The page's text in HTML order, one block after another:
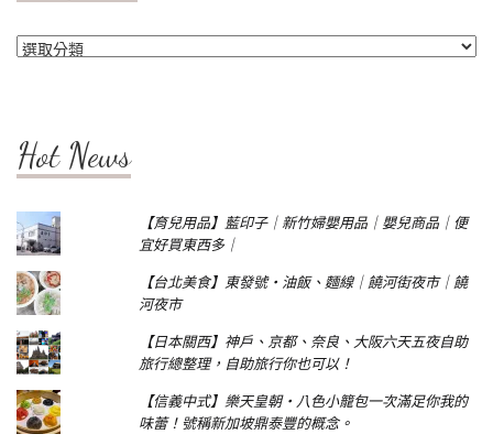
Categories
Hot News
【育兒用品】藍印子｜新竹婦嬰用品｜嬰兒商品｜便
宜好買東西多｜
【台北美食】東發號‧油飯、麵線｜饒河街夜市｜饒
河夜市
【日本關西】神戶、京都、奈良、大阪六天五夜自助
旅行總整理，自助旅行你也可以！
【信義中式】樂天皇朝‧八色小籠包一次滿足你我的
味蕾！號稱新加坡鼎泰豐的概念。